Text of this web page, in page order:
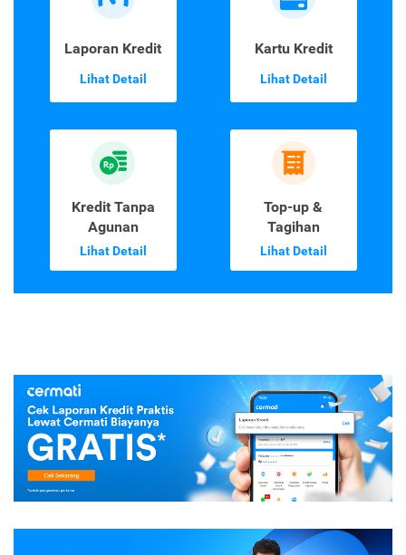
Laporan Kredit
Lihat Detail
Kartu Kredit
Lihat Detail
Kredit Tanpa
Agunan
Lihat Detail
Top-up &
Tagihan
Lihat Detail